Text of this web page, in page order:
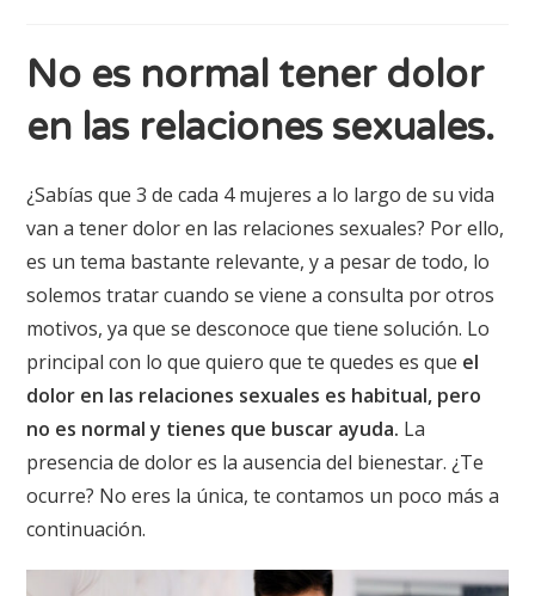
No es normal tener dolor
en las relaciones sexuales.
¿Sabías que 3 de cada 4 mujeres a lo largo de su vida
van a tener dolor en las relaciones sexuales? Por ello,
es un tema bastante relevante, y a pesar de todo, lo
solemos tratar cuando se viene a consulta por otros
motivos, ya que se desconoce que tiene solución. Lo
principal con lo que quiero que te quedes es que el
dolor en las relaciones sexuales es habitual, pero
no es normal y tienes que buscar ayuda. La
presencia de dolor es la ausencia del bienestar. ¿Te
ocurre? No eres la única, te contamos un poco más a
continuación.